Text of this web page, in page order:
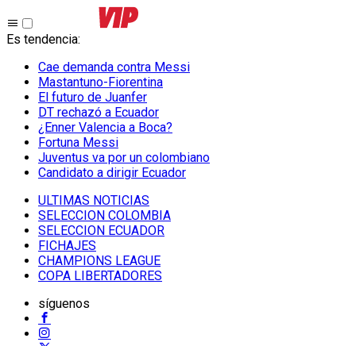
Es tendencia:
Cae demanda contra Messi
Mastantuno-Fiorentina
El futuro de Juanfer
DT rechazó a Ecuador
¿Enner Valencia a Boca?
Fortuna Messi
Juventus va por un colombiano
Candidato a dirigir Ecuador
ULTIMAS NOTICIAS
SELECCION COLOMBIA
SELECCION ECUADOR
FICHAJES
CHAMPIONS LEAGUE
COPA LIBERTADORES
síguenos